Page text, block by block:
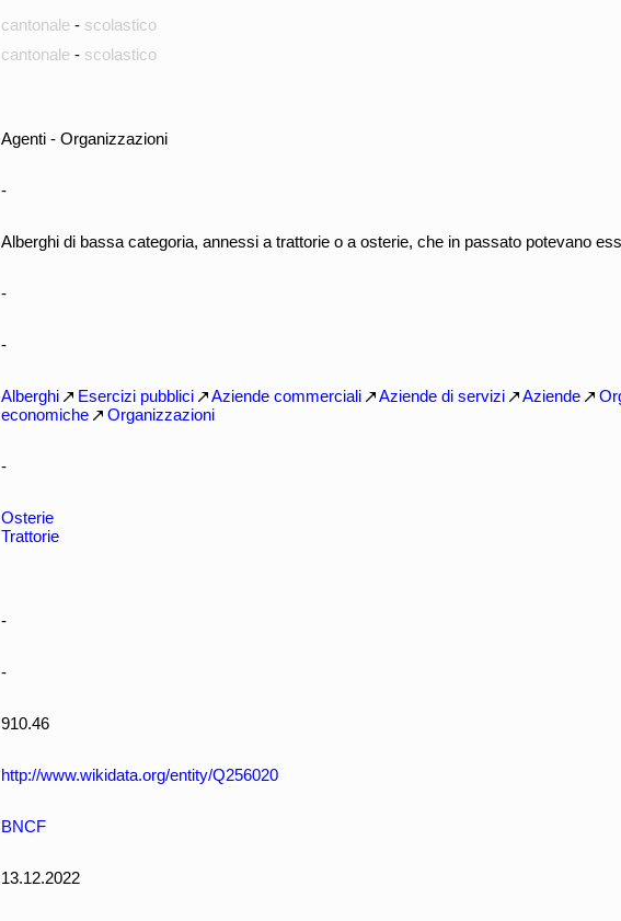
cantonale - scolastico
cantonale - scolastico
Agenti - Organizzazioni
-
Alberghi di bassa categoria, annessi a trattorie o a osterie, che in passato potevano
-
-
Alberghi Esercizi pubblici Aziende commerciali Aziende di servizi Aziende
economiche
Organizzazioni
-
Osterie
Trattorie
-
-
910.46
http://www.wikidata.org/entity/Q256020
BNCF
13.12.2022